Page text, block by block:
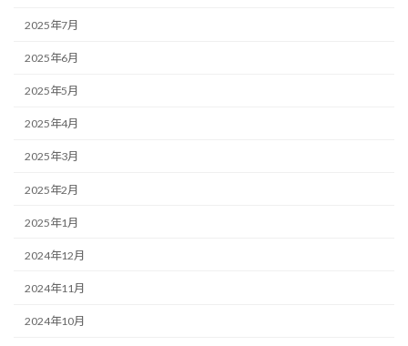
2025年7月
2025年6月
2025年5月
2025年4月
2025年3月
2025年2月
2025年1月
2024年12月
2024年11月
2024年10月